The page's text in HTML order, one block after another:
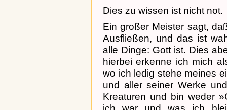
Dies zu wissen ist nicht not.
Ein großer Meister sagt,
Ausfließen, und das ist
alle Dinge: Gott ist. Dies
hierbei erkenne ich mich
wo ich ledig stehe meines
und aller seiner Werke
Kreaturen und bin weder